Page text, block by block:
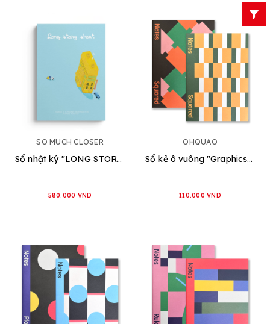
SO MUCH CLOSER
Sổ nhật ký "LONG STORY SHORT"
580.000 VND
OHQUAO
Sổ kẻ ô vuông "Graphics of Vietnam" [2 loại]
110.000 VND